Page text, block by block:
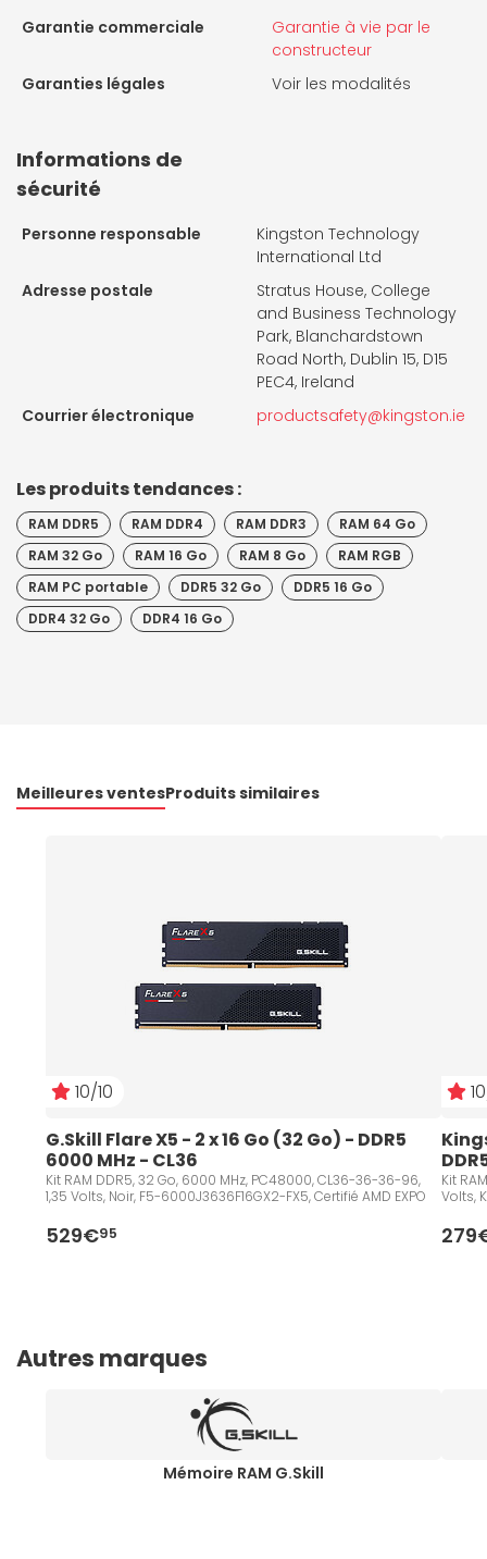
Garantie commerciale
Garantie à vie par le
constructeur
Garanties légales
Voir les modalités
Informations de
sécurité
Personne responsable
Kingston Technology
International Ltd
Adresse postale
Stratus House, College
and Business Technology
Park, Blanchardstown
Road North, Dublin 15, D15
PEC4, Ireland
Courrier électronique
productsafety@kingston.ie
Les produits tendances :
RAM DDR5 RAM DDR4 RAM DDR3
RAM 64 Go
RAM 32 Go
RAM 16 Go RAM 8 Go
RAM RGB
RAM PC portable
DDR5 32 Go
DDR5 16 Go
DDR4 32 Go
DDR4 16 Go
Meilleures ventesProduits similaires
10/10
G.Skill Flare X5 - 2 x 16 Go (32 Go) - DDR5
6000 MHz - CL36
Kit RAM DDR5, 32 Go, 6000 MHz, PC48000, CL36-36-36-96,
1,35 Volts, Noir, F5-6000J3636F16GX2-FX5, Certifié AMD EXPO
529€95
Kit
Volts,
Autres marques
Mémoire RAM G.Skill